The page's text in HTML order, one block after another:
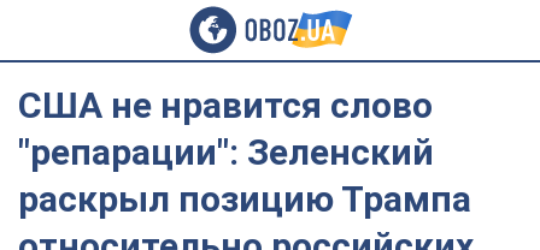
США не нравится слово
"репарации": Зеленский
раскрыл позицию Трампа